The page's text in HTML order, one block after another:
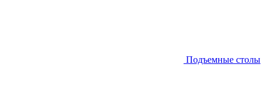
Подъемные столы